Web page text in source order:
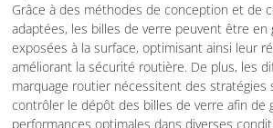
Grâce à des méthodes de conception et de
adaptées, les billes de verre peuvent être en
exposées à la surface, optimisant ainsi leur
améliorant la sécurité routière. De plus, les
marquage routier nécessitent des stratégies
contrôler le dépôt des billes de verre afin de
performances optimales dans diverses